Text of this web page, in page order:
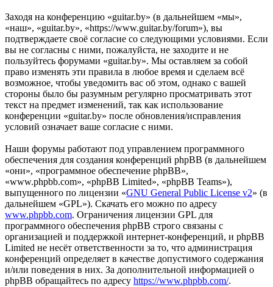
Заходя на конференцию «guitar.by» (в дальнейшем «мы»,
«наш», «guitar.by», «https://www.guitar.by/forum»), вы
подтверждаете своё согласие со следующими условиями. Если
вы не согласны с ними, пожалуйста, не заходите и не
пользуйтесь форумами «guitar.by». Мы оставляем за собой
право изменять эти правила в любое время и сделаем всё
возможное, чтобы уведомить вас об этом, однако с вашей
стороны было бы разумным регулярно просматривать этот
текст на предмет изменений, так как использование
конференции «guitar.by» после обновления/исправления
условий означает ваше согласие с ними.
Наши форумы работают под управлением программного
обеспечения для создания конференций phpBB (в дальнейшем
«они», «программное обеспечение phpBB»,
«www.phpbb.com», «phpBB Limited», «phpBB Teams»),
выпущенного по лицензии «GNU General Public License v2» (в
дальнейшем «GPL»). Скачать его можно по адресу
www.phpbb.com. Ограничения лицензии GPL для
программного обеспечения phpBB строго связаны с
организацией и поддержкой интернет-конференций, и phpBB
Limited не несёт ответственности за то, что администрация
конференций определяет в качестве допустимого содержания
и/или поведения в них. За дополнительной информацией о
phpBB обращайтесь по адресу https://www.phpbb.com/.